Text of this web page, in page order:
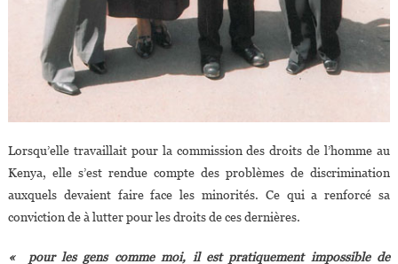
Lorsqu’elle travaillait pour la commission des droits de l’homme au
Kenya, elle s’est rendue compte des problèmes de discrimination
auxquels devaient faire face les minorités. Ce qui a renforcé sa
conviction de à lutter pour les droits de ces dernières.
« pour les gens comme moi, il est pratiquement impossible de